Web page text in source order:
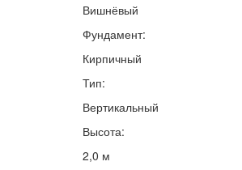
Вишнёвый
Фундамент:
Кирпичный
Тип:
Вертикальный
Высота:
2,0 м